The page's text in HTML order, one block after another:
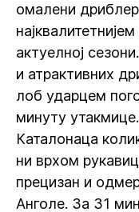
омалени
актуелној
и атрактивних
лоб ударцем
минуту
Каталонаца
ни врхом
прецизан и
Анголе. За 31